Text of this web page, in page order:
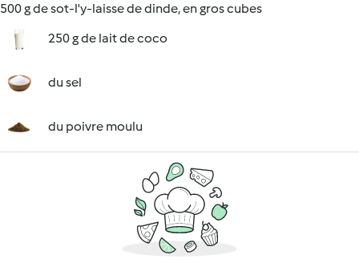
500 g de sot-l'y-laisse de dinde, en gros cubes
250 g de lait de coco
du sel
du poivre moulu